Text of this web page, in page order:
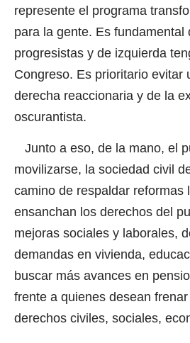
represente el programa
para la gente. Es fundamental
progresistas y de izquierda
Congreso. Es prioritario evitar
derecha reaccionaria y de la
oscurantista.
Junto a eso, de la mano, el
movilizarse, la sociedad civil
camino de respaldar reformas
ensanchan los derechos del
mejoras sociales y laborales,
demandas en vivienda,
buscar más avances en
frente a quienes desean
derechos civiles, sociales,